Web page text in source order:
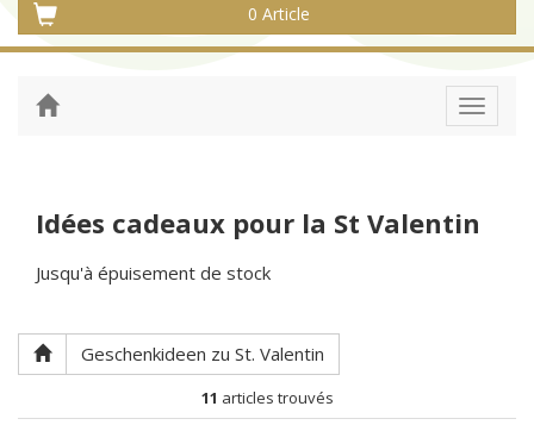
0 Article
Toggle
Idées cadeaux pour la St Valentin
Jusqu'à épuisement de stock
Geschenkideen zu St. Valentin
11 articles trouvés